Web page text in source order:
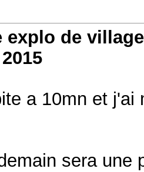
explo de
a 10mn et
sera